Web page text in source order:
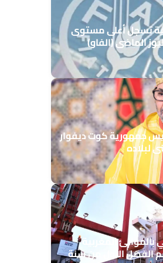
تسجل أعلى مستوى
جمهورية كوت ديفوار
لبلاده
بالموانئ المغربية
برسم الفصل الأول من سنة